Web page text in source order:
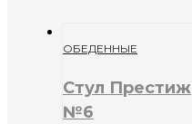
ОБЕДЕННЫЕ
Стул Престиж
№6